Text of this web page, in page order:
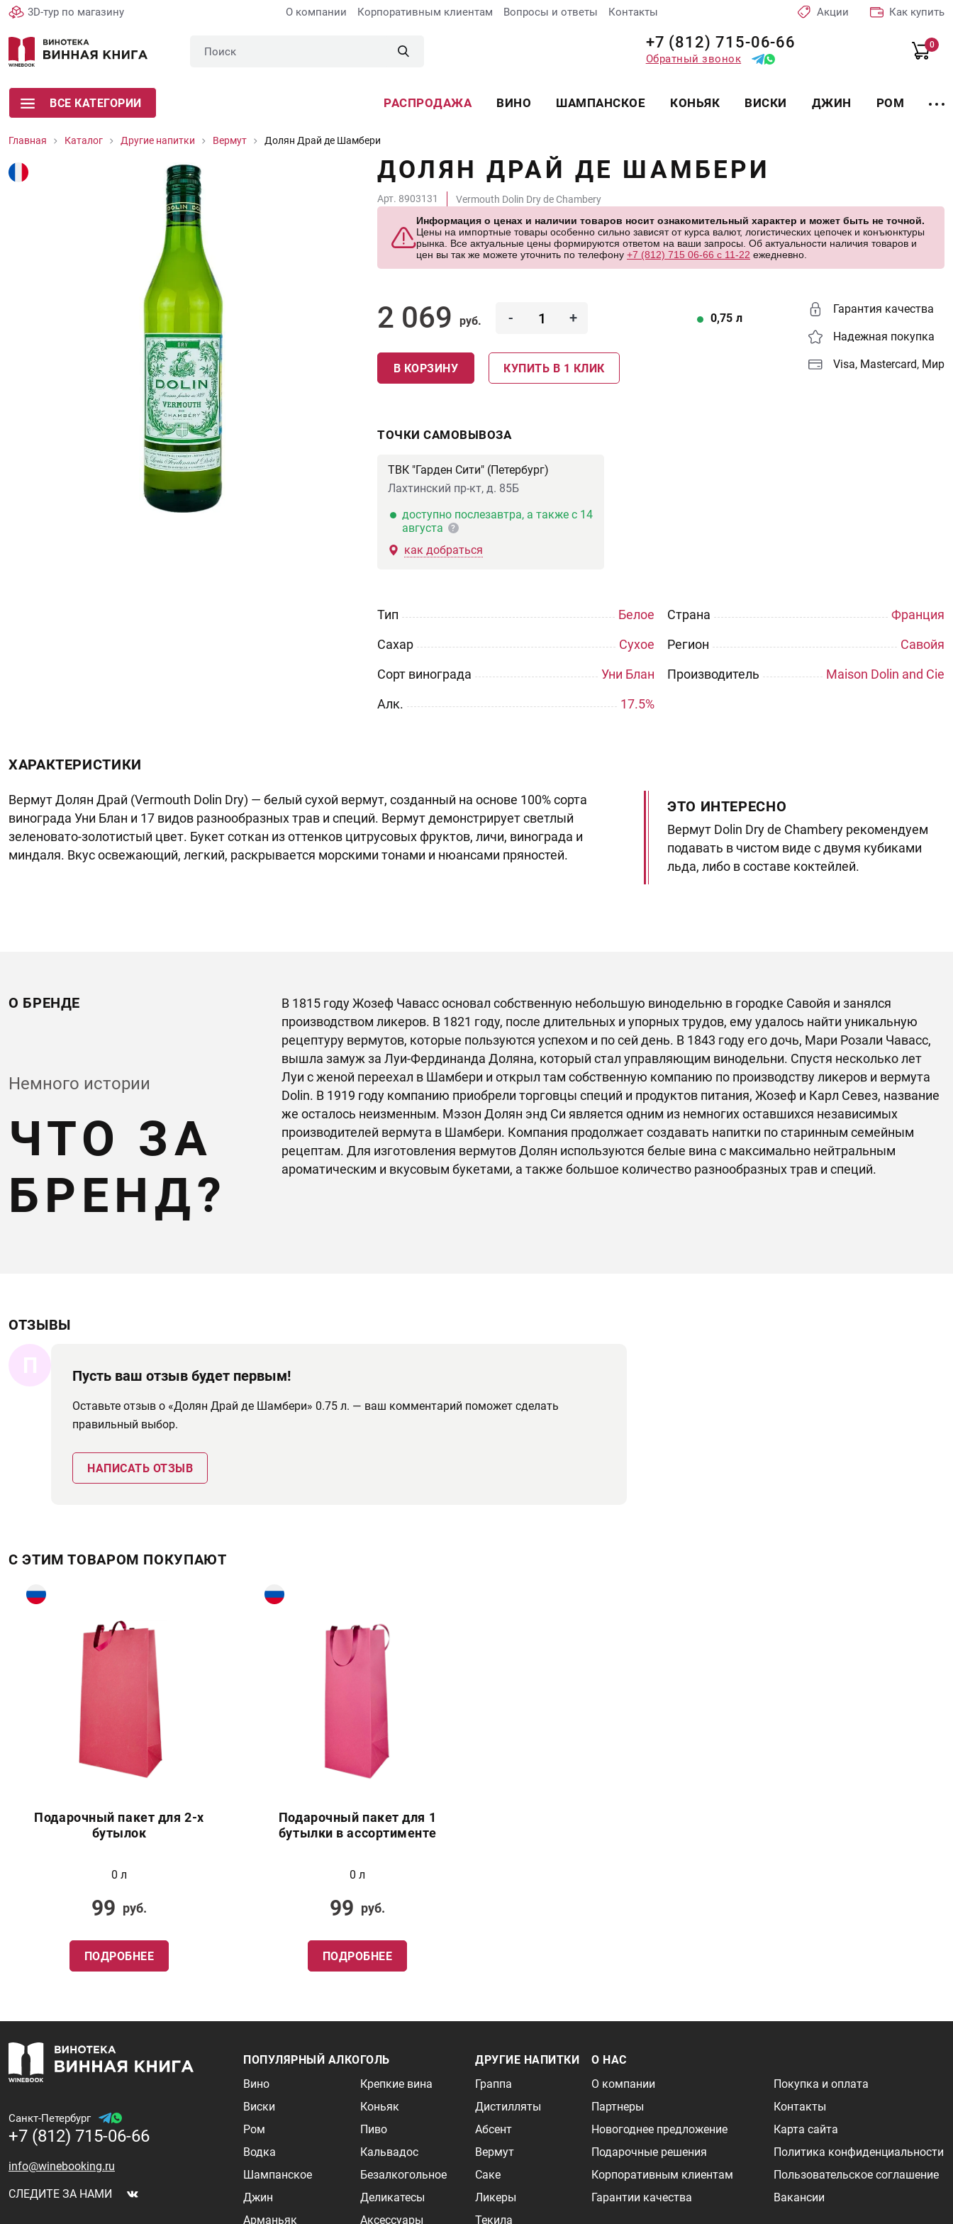
3D-тур по магазину О компании Корпоративным клиентам Вопросы и ответы Контакты Акции Как купить
+7 (812) 715-06-66
Обратный звонок
0
ВСЕ КАТЕГОРИИ РАСПРОДАЖА ВИНО ШАМПАНСКОЕ КОНЬЯК ВИСКИ ДЖИН РОМ
Главная Каталог Другие напитки Вермут Долян Драй де Шамбери
ДОЛЯН ДРАЙ ДЕ ШАМБЕРИ
Арт. 8903131
Vermouth Dolin Dry de Chambery
Информация о ценах и наличии товаров носит ознакомительный характер и может быть не точной.
Цены на импортные товары особенно сильно зависят от курса валют, логистических цепочек и конъюнктуры
рынка. Все актуальные цены формируются ответом на ваши запросы. Об актуальности наличия товаров и
цен вы так же можете уточнить по телефону +7 (812) 715 06-66 с 11-22 ежедневно.
2 069 руб. - +
В КОРЗИНУ КУПИТЬ В 1 КЛИК
0,75 л
Гарантия качества
Надежная покупка
Visa, Mastercard, Мир
ТОЧКИ САМОВЫВОЗА
ТВК "Гарден Сити" (Петербург)
Лахтинский пр-кт, д. 85Б
доступно послезавтра, а также с 14
августа
?
как добраться
Тип
Белое
Сахар
Сухое
Сорт винограда
Уни Блан
Aлк.
17.5%
Страна
Франция
Регион
Савойя
Производитель
Maison Dolin and Cie
ХАРАКТЕРИСТИКИ
Вермут Долян Драй (Vermouth Dolin Dry) — белый сухой вермут, созданный на основе 100% сорта
винограда Уни Блан и 17 видов разнообразных трав и специй. Вермут демонстрирует светлый
зеленовато-золотистый цвет. Букет соткан из оттенков цитрусовых фруктов, личи, винограда и
миндаля. Вкус освежающий, легкий, раскрывается морскими тонами и нюансами пряностей.
ЭТО ИНТЕРЕСНО
Вермут Dolin Dry de Chambery рекомендуем
подавать в чистом виде с двумя кубиками
льда, либо в составе коктейлей.
О БРЕНДЕ
Немного истории
ЧТО ЗА
БРЕНД?
В 1815 году Жозеф Чавасс основал собственную небольшую винодельню в городке Савойя и занялся
производством ликеров. В 1821 году, после длительных и упорных трудов, ему удалось найти уникальную
рецептуру вермутов, которые пользуются успехом и по сей день. В 1843 году его дочь, Мари Розали Чавасс,
вышла замуж за Луи-Фердинанда Доляна, который стал управляющим винодельни. Спустя несколько лет
Луи с женой переехал в Шамбери и открыл там собственную компанию по производству ликеров и вермута
Dolin. В 1919 году компанию приобрели торговцы специй и продуктов питания, Жозеф и Карл Севез, название
же осталось неизменным. Мэзон Долян энд Си является одним из немногих оставшихся независимых
производителей вермута в Шамбери. Компания продолжает создавать напитки по старинным семейным
рецептам. Для изготовления вермутов Долян используются белые вина с максимально нейтральным
ароматическим и вкусовым букетами, а также большое количество разнообразных трав и специй.
ОТЗЫВЫ
П Пусть ваш отзыв будет первым!
Оставьте отзыв о «Долян Драй де Шамбери» 0.75 л. — ваш комментарий поможет сделать
правильный выбор.
НАПИСАТЬ ОТЗЫВ
С ЭТИМ ТОВАРОМ ПОКУПАЮТ
Подарочный пакет для 2-х
бутылок
0 л
99 руб.
ПОДРОБНЕЕ
Подарочный пакет для 1
бутылки в ассортименте
0 л
99 руб.
ПОДРОБНЕЕ
Санкт-Петербург
+7 (812) 715-06-66
info@winebooking.ru
СЛЕДИТЕ ЗА НАМИ
ПОПУЛЯРНЫЙ АЛКОГОЛЬ
Вино
Виски
Ром
Водка
Шампанское
Джин
Арманьяк
Крепкие вина
Коньяк
Пиво
Кальвадос
Безалкогольное
Деликатесы
Аксессуары
ДРУГИЕ НАПИТКИ
Граппа
Дистилляты
Абсент
Вермут
Саке
Ликеры
Текила
О НАС
О компании
Партнеры
Новогоднее предложение
Подарочные решения
Корпоративным клиентам
Гарантии качества
Покупка и оплата
Контакты
Карта сайта
Политика конфиденциальности
Пользовательское соглашение
Вакансии